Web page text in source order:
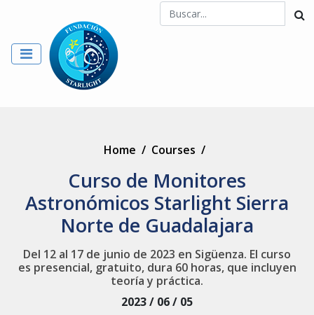
Home / Courses /
Curso de Monitores
Astronómicos Starlight Sierra
Norte de Guadalajara
Del 12 al 17 de junio de 2023 en Sigüenza. El curso
es presencial, gratuito, dura 60 horas, que incluyen
teoría y práctica.
2023 / 06 / 05